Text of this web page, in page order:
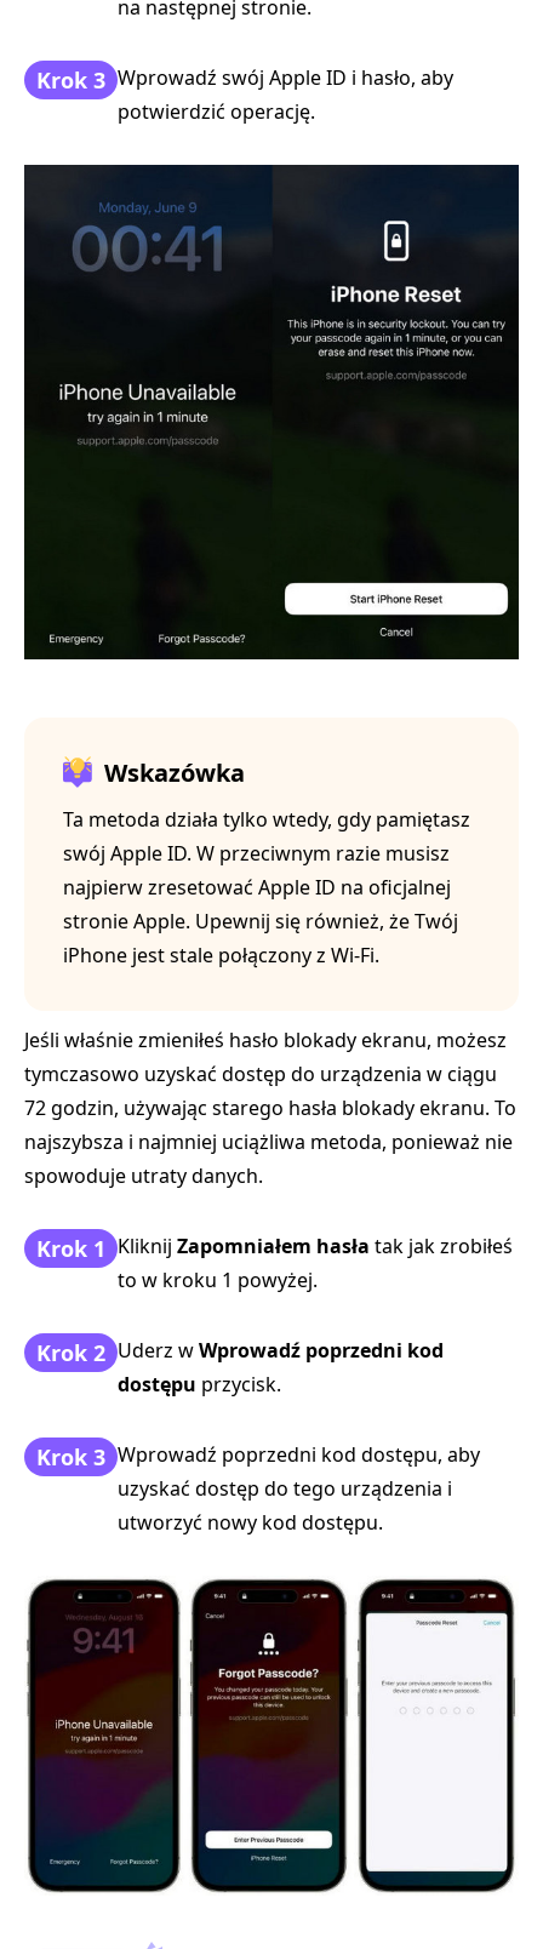
na następnej stronie.
Krok 3 Wprowadź swój Apple ID i hasło, aby
potwierdzić operację.
Wskazówka
Ta metoda działa tylko wtedy, gdy pamiętasz
swój Apple ID. W przeciwnym razie musisz
najpierw zresetować Apple ID na oficjalnej
stronie Apple. Upewnij się również, że Twój
iPhone jest stale połączony z Wi-Fi.
Jeśli właśnie zmieniłeś hasło blokady ekranu, możesz
tymczasowo uzyskać dostęp do urządzenia w ciągu
72 godzin, używając starego hasła blokady ekranu. To
najszybsza i najmniej uciążliwa metoda, ponieważ nie
spowoduje utraty danych.
Krok 1 Kliknij Zapomniałem hasła tak jak zrobiłeś
to w kroku 1 powyżej.
Krok 2 Uderz wWprowadź poprzedni kod
dostępu przycisk.
Krok 3 Wprowadź poprzedni kod dostępu, aby
uzyskać dostęp do tego urządzenia i
utworzyć nowy kod dostępu.